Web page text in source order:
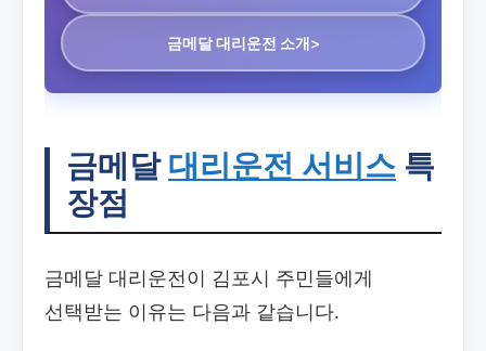
금메달 대리운전 소개>
금메달 대리운전 서비스 특
장점
금메달 대리운전이 김포시 주민들에게
선택받는 이유는 다음과 같습니다.